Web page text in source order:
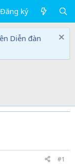
Đăng ký
Diễn đàn
#1